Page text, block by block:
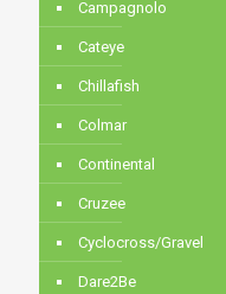
Campagnolo
Cateye
Chillafish
Colmar
Continental
Cruzee
Cyclocross/Gravel
Dare2Be